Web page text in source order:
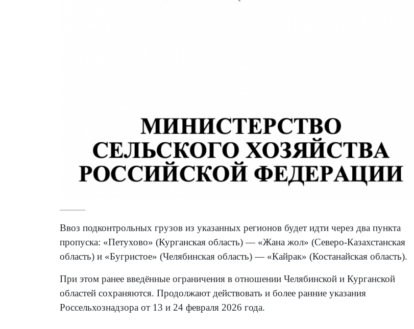
Ввоз подконтрольных грузов из указанных регионов будет идти через два пункта
пропуска: «Петухово» (Курганская область) — «Жана жол» (Северо-Казахстанская
область) и «Бугристое» (Челябинская область) — «Кайрак» (Костанайская область).
При этом ранее введённые ограничения в отношении Челябинской и Курганской
областей сохраняются. Продолжают действовать и более ранние указания
Россельхознадзора от 13 и 24 февраля 2026 года.